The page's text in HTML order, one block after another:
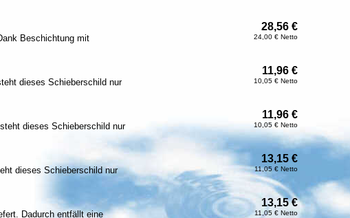
Beschichtung mit
28,56 €
24,00 € Netto
dieses Schieberschild nur
11,96 €
10,05 € Netto
dieses Schieberschild nur
11,96 €
10,05 € Netto
dieses Schieberschild nur
13,15 €
11,05 € Netto
Dadurch entfällt eine
13,15 €
11,05 € Netto